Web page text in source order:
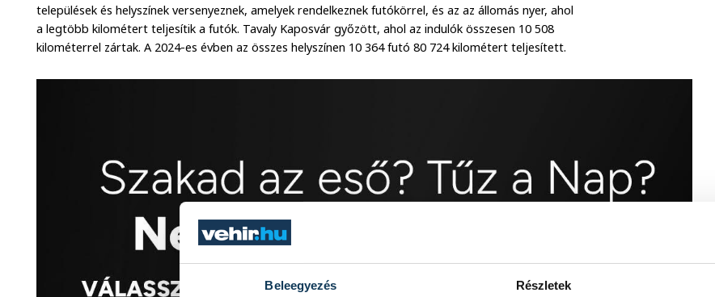
Beleegyezés Részletek
települések és helyszínek versenyeznek, amelyek rendelkeznek futókörrel, és az az állomás nyer, ahol
a legtöbb kilométert teljesítik a futók. Tavaly Kaposvár győzött, ahol az indulók összesen 10 508
kilométerrel zártak. A 2024-es évben az összes helyszínen 10 364 futó 80 724 kilométert teljesített.